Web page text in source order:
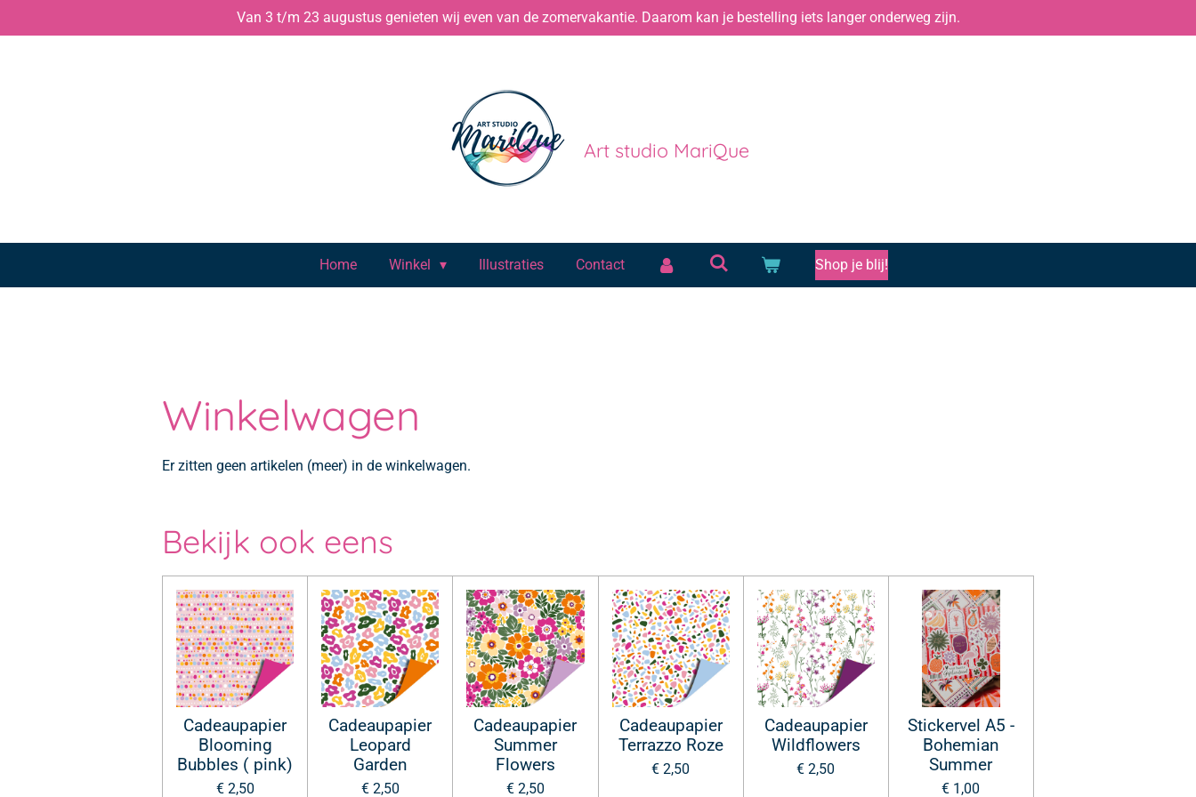
direct
Van 3 t/m 23 augustus genieten wij even van de zomervakantie. Daarom kan je bestelling iets langer onderweg zijn.
Art studio MariQue
Home Winkel Illustraties Contact Shop je blij!
Winkelwagen
Er zitten geen artikelen (meer) in de winkelwagen.
Bekijk ook eens
Cadeaupapier
Blooming
Bubbles ( pink)
€ 2,50
Cadeaupapier
Leopard
Garden
€ 2,50
Cadeaupapier
Summer
Flowers
€ 2,50
Cadeaupapier
Terrazzo Roze
€ 2,50
Cadeaupapier
Wildflowers
€ 2,50
Stickervel A5 -
Bohemian
Summer
€ 1,00